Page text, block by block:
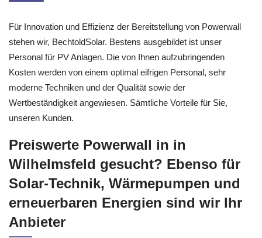
Für Innovation und Effizienz der Bereitstellung von Powerwall
stehen wir, BechtoldSolar. Bestens ausgebildet ist unser
Personal für PV Anlagen. Die von Ihnen aufzubringenden
Kosten werden von einem optimal eifrigen Personal, sehr
moderne Techniken und der Qualität sowie der
Wertbeständigkeit angewiesen. Sämtliche Vorteile für Sie,
unseren Kunden.
Preiswerte Powerwall in in
Wilhelmsfeld gesucht? Ebenso für
Solar-Technik, Wärmepumpen und
erneuerbaren Energien sind wir Ihr
Anbieter